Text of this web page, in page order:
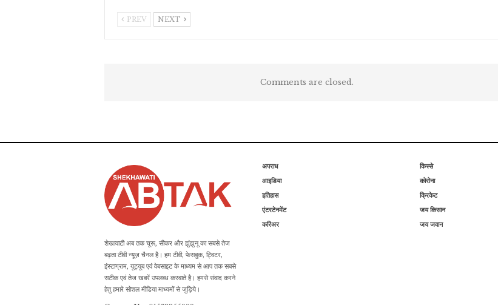
PREV NEXT
Comments are closed.
शेखावाटी अब तक चूरू, सीकर और झुंझुनू का सबसे तेज
बढ़ता टीवी न्यूज़ चैनल है। हम टीवी, फेसबुक, ट्विटर,
इंस्टाग्राम, यूट्यूब एवं वेबसाइट के माध्यम से आप तक सबसे
सटीक एवं तेज खबरें उपलब्ध करवाते है। हमसे संवाद करने
हेतु हमारे सोशल मीडिया माध्यमों से जुड़िये।
अपराध
आइडिया
इतिहास
एंटरटेनमेंट
करिअर
किस्से
कोरोना
क्रिकेट
जय किसान
जय जवान